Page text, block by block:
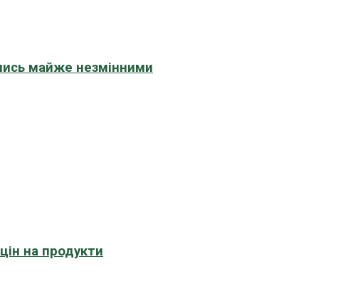
майже незмінними
на продукти